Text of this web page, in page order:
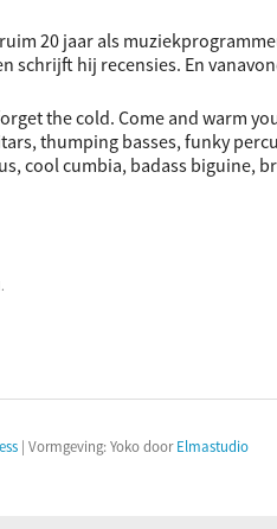
20 jaar als
schrijft hij recensies. En
the cold. Come and warm
thumping basses, funky
cool cumbia, badass biguine,
| Vormgeving: Yoko doorElmastudio